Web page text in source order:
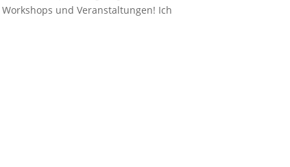
und Veranstaltungen! Ich